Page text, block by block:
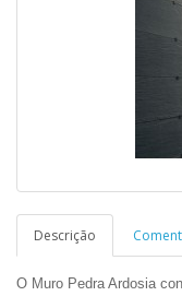
Descrição
O Muro Pedra Ardosia